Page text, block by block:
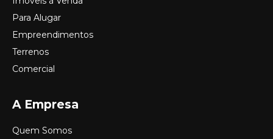
Para Alugar
Empreendimentos
Terrenos
Comercial
A Empresa
Quem Somos